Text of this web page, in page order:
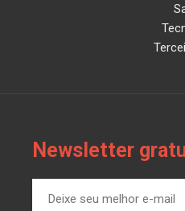
Newsletter